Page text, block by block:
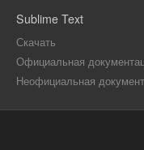
Sublime Text
Скачать
Официальная
Неофициальная